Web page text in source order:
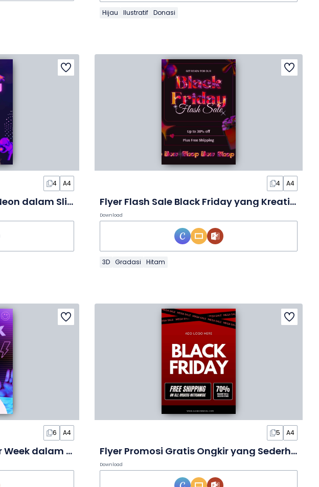
Hijau Ilustratif Donasi
4 A4
Flyer Sale Cyber Monday Neon dalam Slide
4 A4
Flyer Flash Sale Black Friday yang Kreatif dalam Slide
Download
3D Gradasi Hitam
6 A4
Poster Modern Neon Cyber Week dalam Poster
5 A4
Flyer Promosi Gratis Ongkir yang Sederhana dan Berani dalam Slide
Download